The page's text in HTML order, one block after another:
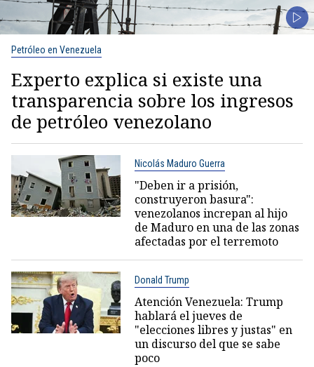
Petróleo en Venezuela
Experto explica si existe una
transparencia sobre los ingresos
de petróleo venezolano
Nicolás Maduro Guerra
"Deben ir a prisión,
construyeron basura":
venezolanos increpan al hijo
de Maduro en una de las zonas
afectadas por el terremoto
Donald Trump
Atención Venezuela: Trump
hablará el jueves de
"elecciones libres y justas" en
un discurso del que se sabe
poco